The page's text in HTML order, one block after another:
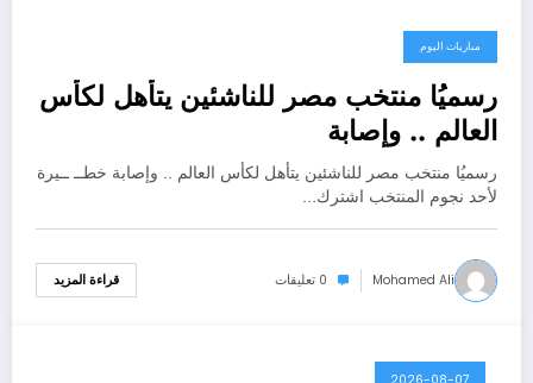
مباريات اليوم
رسميُا منتخب مصر للناشئين يتأهل لكأس
العالم .. وإصابة
رسميُا منتخب مصر للناشئين يتأهل لكأس العالم .. وإصابة خطــ ــيرة
لأحد نجوم المنتخب اشترك…
Mohamed Ali 0 تعليقات قراءة المزيد